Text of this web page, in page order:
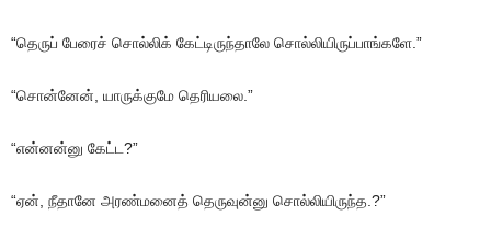
“தெருப் பேரைச் சொல்லிக் கேட்டிருந்தாலே சொல்லியிருப்பாங்களே.”
“சொன்னேன், யாருக்குமே தெரியலை.”
“என்னன்னு கேட்ட?”
“ஏன், நீதானே அரண்மனைத் தெருவுன்னு சொல்லியிருந்த.?”